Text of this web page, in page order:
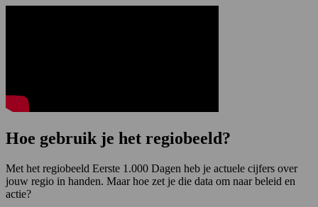
Hoe gebruik je het regiobeeld?
Met het regiobeeld Eerste 1.000 Dagen heb je actuele cijfers over
jouw regio in handen. Maar hoe zet je die data om naar beleid en
actie?